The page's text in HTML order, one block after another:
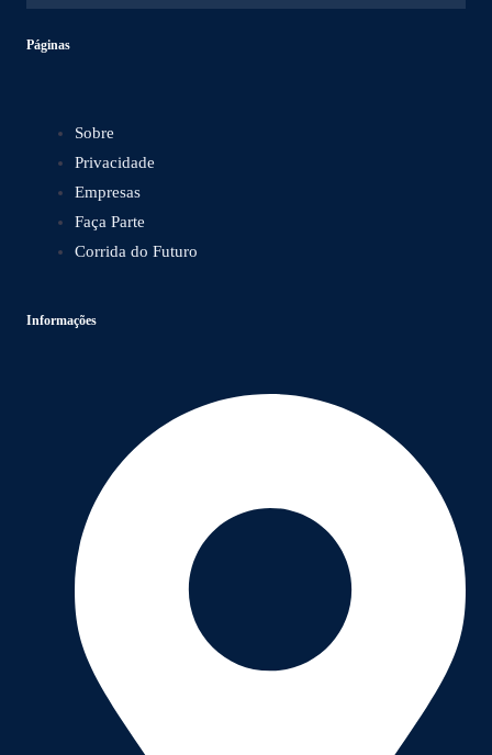
Páginas
Sobre
Privacidade
Empresas
Faça Parte
Corrida do Futuro
Informações